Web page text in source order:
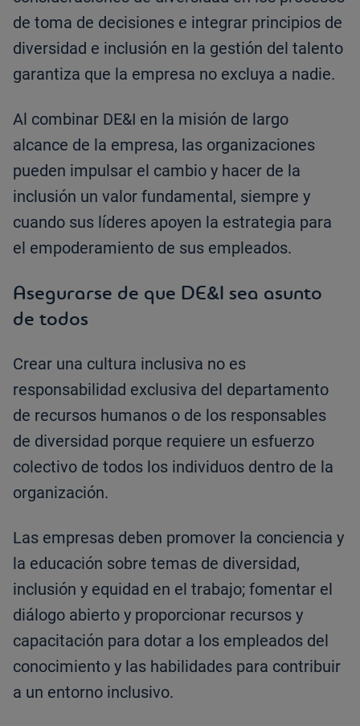
de toma de decisiones e integrar principios de
diversidad e inclusión en la gestión del talento
garantiza que la empresa no excluya a nadie.
Al combinar DE&I en la misión de largo
alcance de la empresa, las organizaciones
pueden impulsar el cambio y hacer de la
inclusión un valor fundamental, siempre y
cuando sus líderes apoyen la estrategia para
el empoderamiento de sus empleados.
Asegurarse de que DE&I sea asunto
de todos
Crear una cultura inclusiva no es
responsabilidad exclusiva del departamento
de recursos humanos o de los responsables
de diversidad porque requiere un esfuerzo
colectivo de todos los individuos dentro de la
organización.
Las empresas deben promover la conciencia y
la educación sobre temas de diversidad,
inclusión y equidad en el trabajo; fomentar el
diálogo abierto y proporcionar recursos y
capacitación para dotar a los empleados del
conocimiento y las habilidades para contribuir
a un entorno inclusivo.